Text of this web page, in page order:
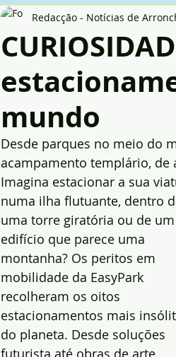
mundo
Redacção - Notícias de
Desde parques no meio do
acampamento templário, de
Imagina estacionar a sua
numa ilha flutuante, dentro
uma torre giratória ou de um
edifício que parece uma
montanha? Os peritos em
mobilidade da EasyPark
recolheram os oitos
estacionamentos mais
do planeta. Desde soluções
futurista até obras de arte